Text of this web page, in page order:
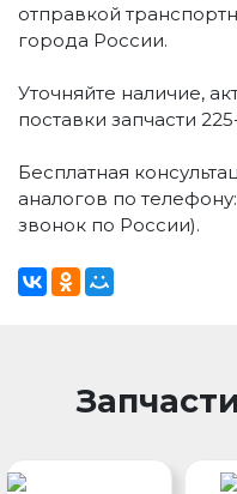
отправкой
города России.
Уточняйте наличие,
поставки запчасти
Бесплатная
аналогов по телефону:
звонок по России).